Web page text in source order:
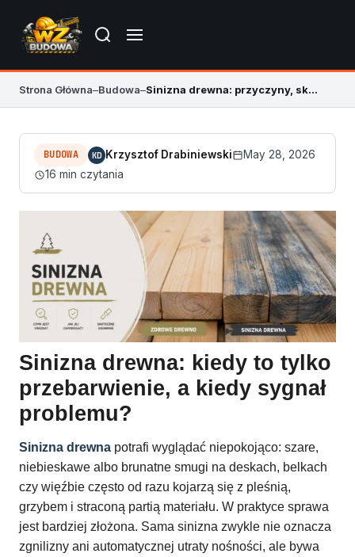
Strona Główna–Budowa– Sinizna drewna: przyczyny, skutki i co robić
BUDOWA KD Krzysztof Drabiniewski
May 28, 2026
16 min czytania
Sinizna drewna: kiedy to tylko
przebarwienie, a kiedy sygnał
problemu?
Sinizna drewna potrafi wyglądać niepokojąco: szare,
niebieskawe albo brunatne smugi na deskach, belkach
czy więźbie często od razu kojarzą się z pleśnią,
grzybem i straconą partią materiału. W praktyce sprawa
jest bardziej złożona. Sama sinizna zwykle nie oznacza
zgnilizny ani automatycznej utraty nośności, ale bywa